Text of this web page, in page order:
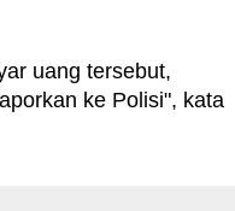
uang tersebut,
ke Polisi", kata